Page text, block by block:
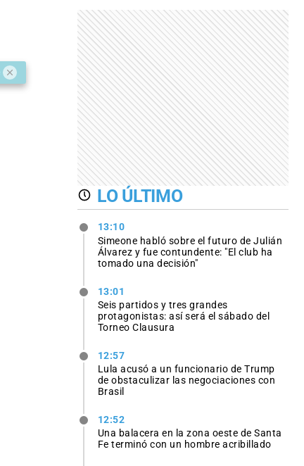
LO ÚLTIMO
13:10
Simeone habló sobre el futuro de Julián
Álvarez y fue contundente: "El club ha
tomado una decisión"
13:01
Seis partidos y tres grandes
protagonistas: así será el sábado del
Torneo Clausura
12:57
Lula acusó a un funcionario de Trump
de obstaculizar las negociaciones con
Brasil
12:52
Una balacera en la zona oeste de Santa
Fe terminó con un hombre acribillado